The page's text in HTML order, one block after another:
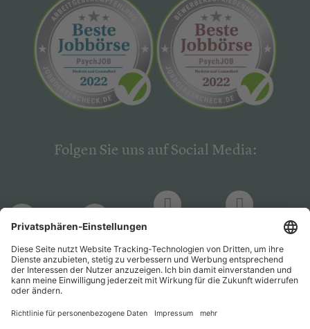
Folgen Sie uns auf Social Media:
PsychJOB PsychJOB
Hogrefe
Verlag
Hogrefe
Verlag